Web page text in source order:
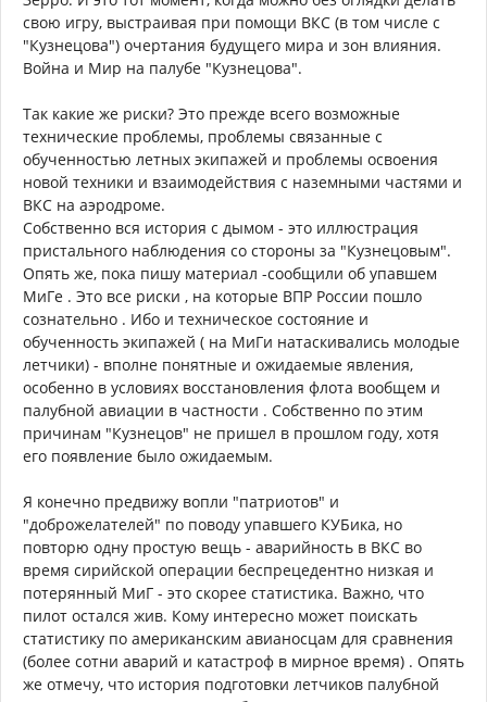
свою игру, выстраивая при помощи ВКС (в том числе с
"Кузнецова") очертания будущего мира и зон влияния.
Война и Мир на палубе "Кузнецова".
Так какие же риски? Это прежде всего возможные
технические проблемы, проблемы связанные с
обученностью летных экипажей и проблемы освоения
новой техники и взаимодействия с наземными частями и
ВКС на аэродроме.
Собственно вся история с дымом - это иллюстрация
пристального наблюдения со стороны за "Кузнецовым".
Опять же, пока пишу материал -сообщили об упавшем
МиГе . Это все риски , на которые ВПР России пошло
сознательно . Ибо и техническое состояние и
обученность экипажей ( на МиГи натаскивались молодые
летчики) - вполне понятные и ожидаемые явления,
особенно в условиях восстановления флота вообщем и
палубной авиации в частности . Собственно по этим
причинам "Кузнецов" не пришел в прошлом году, хотя
его появление было ожидаемым.
Я конечно предвижу вопли "патриотов" и
"доброжелателей" по поводу упавшего КУБика, но
повторю одну простую вещь - аварийность в ВКС во
время сирийской операции беспрецедентно низкая и
потерянный МиГ - это скорее статистика. Важно, что
пилот остался жив. Кому интересно может поискать
статистику по американским авианосцам для сравнения
(более сотни аварий и катастроф в мирное время) . Опять
же отмечу, что история подготовки летчиков палубной